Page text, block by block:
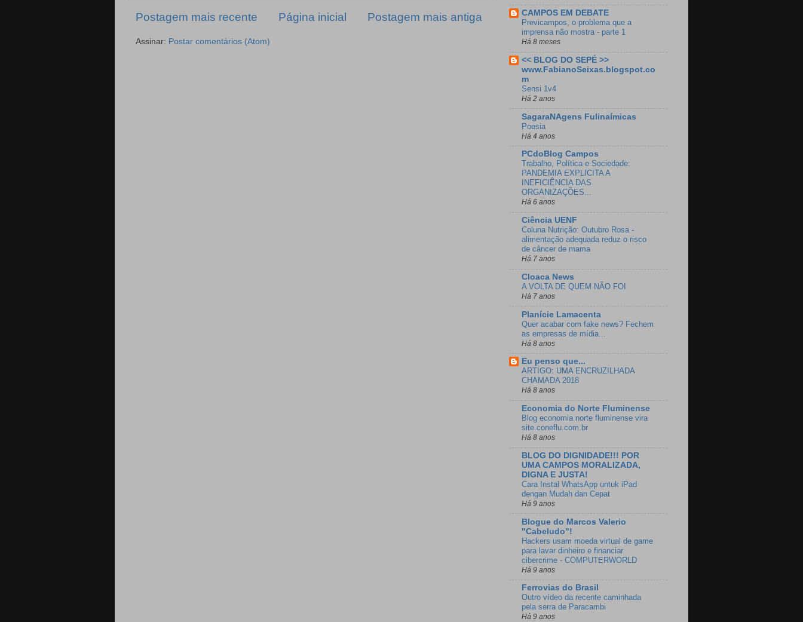
Postagem mais recente Postagem mais antiga
Página inicial
Assinar: Postar comentários (Atom)
CAMPOS EM DEBATE
Previcampos, o problema que a
imprensa não mostra - parte 1
Há 8 meses
<< BLOG DO SEPÉ >>
www.FabianoSeixas.blogspot.co
m
Sensi 1v4
Há 2 anos
SagaraNAgens Fulinaímicas
Poesia
Há 4 anos
PCdoBlog Campos
Trabalho, Política e Sociedade:
PANDEMIA EXPLICITA A
INEFICIÊNCIA DAS
ORGANIZAÇÕES...
Há 6 anos
Ciência UENF
Coluna Nutrição: Outubro Rosa -
alimentação adequada reduz o risco
de câncer de mama
Há 7 anos
Cloaca News
A VOLTA DE QUEM NÃO FOI
Há 7 anos
Planície Lamacenta
Quer acabar com fake news? Fechem
as empresas de mídia...
Há 8 anos
Eu penso que...
ARTIGO: UMA ENCRUZILHADA
CHAMADA 2018
Há 8 anos
Economia do Norte Fluminense
Blog economia norte fluminense vira
site.coneflu.com.br
Há 8 anos
BLOG DO DIGNIDADE!!! POR
UMA CAMPOS MORALIZADA,
DIGNA E JUSTA!
Cara Instal WhatsApp untuk iPad
dengan Mudah dan Cepat
Há 9 anos
Blogue do Marcos Valerio
"Cabeludo"!
Hackers usam moeda virtual de game
para lavar dinheiro e financiar
cibercrime - COMPUTERWORLD
Há 9 anos
Ferrovias do Brasil
Outro vídeo da recente caminhada
pela serra de Paracambi
Há 9 anos